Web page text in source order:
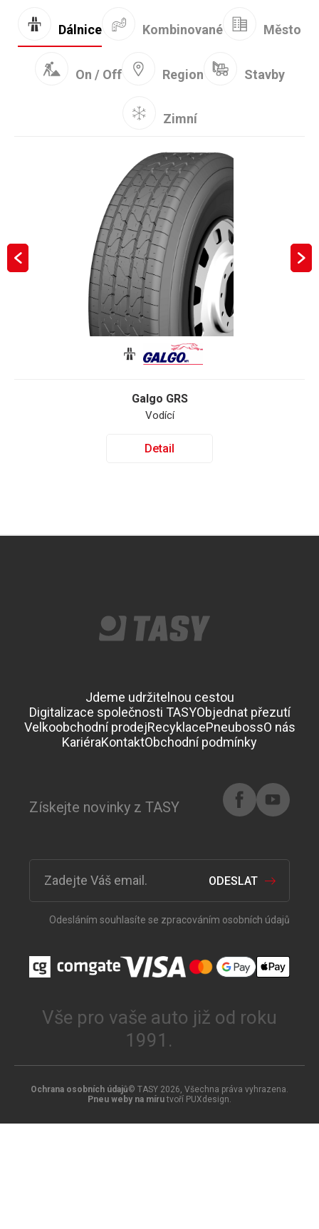
Dálnice Kombinované Město
On / Off Region Stavby
Zimní
Galgo GRS
Vodící
Detail
Jdeme udržitelnou cestou
Digitalizace společnosti TASYObjednat přezutí
Velkoobchodní prodejRecyklacePneubossO nás
KariéraKontaktObchodní podmínky
Získejte novinky z TASY
ODESLAT
Odesláním souhlasíte se zpracováním osobních údajů
Vše pro vaše auto již od roku
1991.
Ochrana osobních údajů© TASY 2026, Všechna práva vyhrazena.
Pneu weby na mírutvoří PUXdesign.